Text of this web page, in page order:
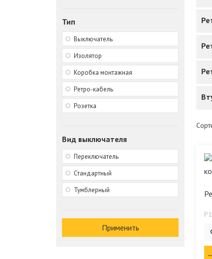
Тип
Выключатель
Изолятор
Коробка монтажная
Ретро-кабель
Розетка
Вид выключателя
Переключатель
Стандартный
Тумблерный
Применить